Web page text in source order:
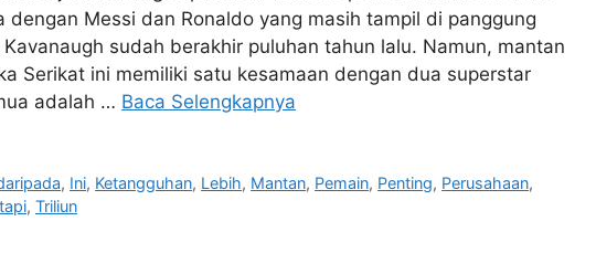
dengan Messi dan Ronaldo yang masih tampil di panggung
sudah berakhir puluhan tahun lalu. Namun, mantan
Serikat ini memiliki satu kesamaan dengan dua superstar
adalah … Baca Selengkapnya
, Ini, Ketangguhan, Lebih, Mantan, Pemain, Penting, Perusahaan,
tapi, Triliun